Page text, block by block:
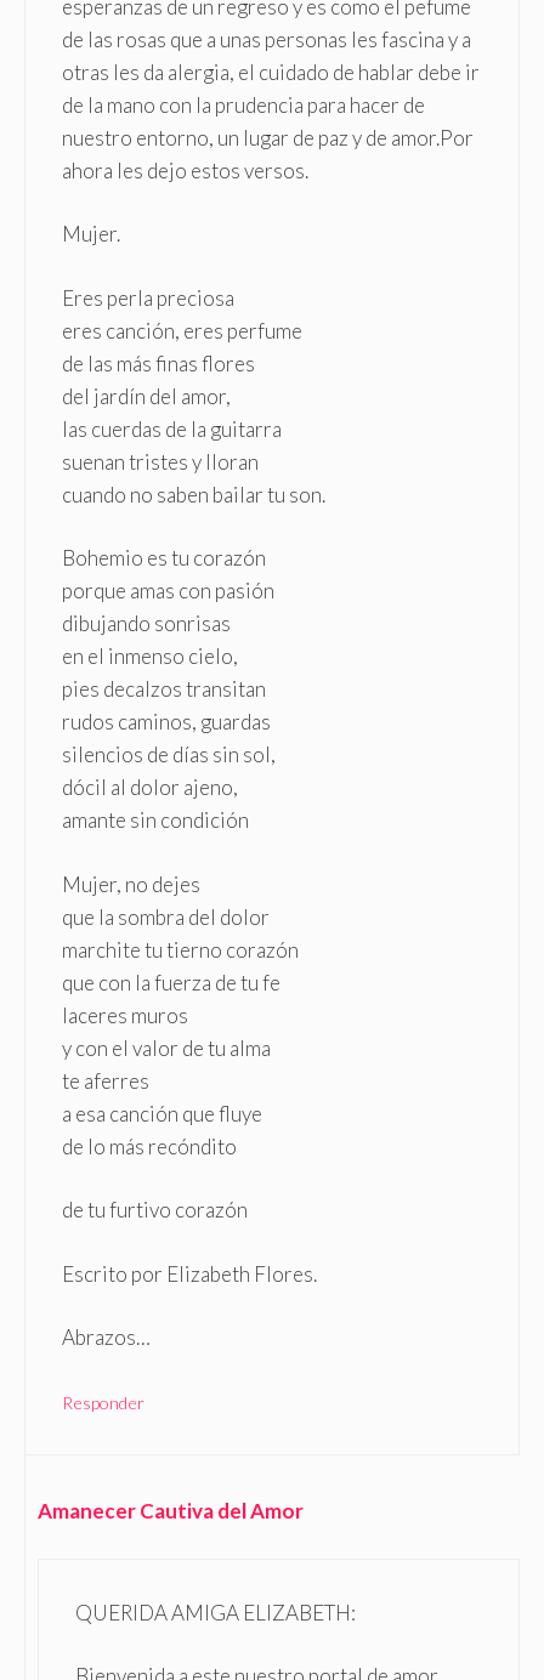
esperanzas de un regreso y es como el pefume
de las rosas que a unas personas les fascina y a
otras les da alergia, el cuidado de hablar debe ir
de la mano con la prudencia para hacer de
nuestro entorno, un lugar de paz y de amor.Por
ahora les dejo estos versos.
Mujer.
Eres perla preciosa
eres canción, eres perfume
de las más finas flores
del jardín del amor,
las cuerdas de la guitarra
suenan tristes y lloran
cuando no saben bailar tu son.
Bohemio es tu corazón
porque amas con pasión
dibujando sonrisas
en el inmenso cielo,
pies decalzos transitan
rudos caminos, guardas
silencios de días sin sol,
dócil al dolor ajeno,
amante sin condición
Mujer, no dejes
que la sombra del dolor
marchite tu tierno corazón
que con la fuerza de tu fe
laceres muros
y con el valor de tu alma
te aferres
a esa canción que fluye
de lo más recóndito
de tu furtivo corazón
Escrito por Elizabeth Flores.
Abrazos…
Responder
Amanecer Cautiva del Amor
QUERIDA AMIGA ELIZABETH: